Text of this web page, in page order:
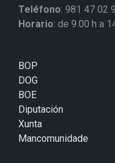
Teléfono: 981 47 02
Horario: de 9.00 h a
BOP
DOG
BOE
Diputación
Xunta
Mancomunidade